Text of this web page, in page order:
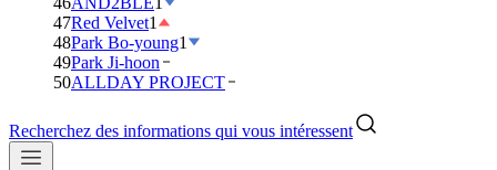
47Red Velvet1
48Park Bo-young1
49Park Ji-hoon
50ALLDAY PROJECT
Recherchez des informations qui vous intéressent